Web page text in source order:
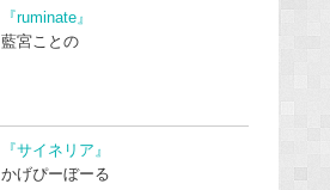
『ruminate』
藍宮ことの
『サイネリア』
かげぴーぼーる